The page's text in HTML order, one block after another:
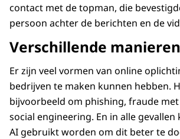
contact met de topman, die
persoon achter de berichten en de
Verschillende manieren
Er zijn veel vormen van online
bedrijven te maken kunnen hebben.
bijvoorbeeld om phishing, fraude
social engineering. En in alle gevallen
AI gebruikt worden om dit beter te